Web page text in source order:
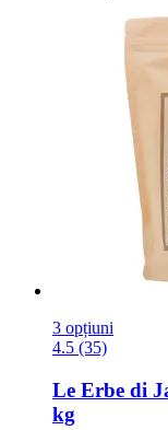
3 opțiuni
4.5 (35)
Le Erbe di
kg